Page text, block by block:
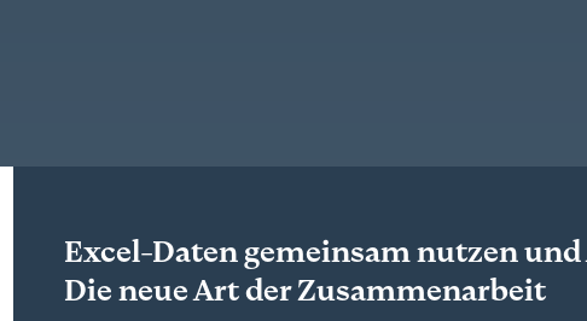
Excel-Daten gemeinsam nutzen
Die neue Art der Zusammenarbeit